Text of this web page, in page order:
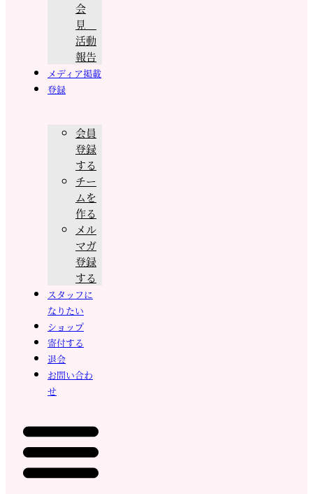
会
見
活動
報告
メディア掲載
登録
会員
登録
する
チー
ムを
作る
メル
マガ
登録
する
スタッフに
なりたい
ショップ
寄付する
退会
お問い合わ
せ